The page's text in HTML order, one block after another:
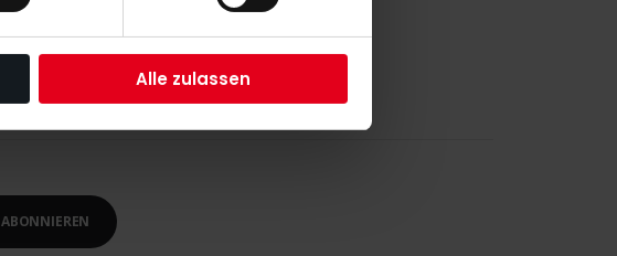
Alle zulassen
ABONNIEREN